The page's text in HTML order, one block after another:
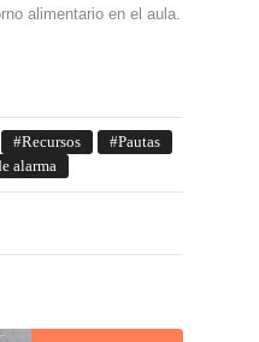
alimentario en el aula.
Recursos
Pautas
alarma